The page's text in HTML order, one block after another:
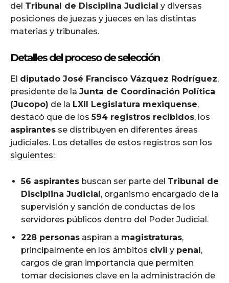
del Tribunal de Disciplina Judicial y diversas
posiciones de juezas y jueces en las distintas
materias y tribunales.
Detalles del proceso de selección
El diputado José Francisco Vázquez Rodríguez,
presidente de la Junta de Coordinación Política
(Jucopo) de la LXII Legislatura mexiquense,
destacó que de los594 registros recibidos, los
aspirantes se distribuyen en diferentes áreas
judiciales. Los detalles de estos registros son los
siguientes:
56 aspirantes buscan ser parte del Tribunal de
Disciplina Judicial , organismo encargado de la
supervisión y sanción de conductas de los
servidores públicos dentro del Poder Judicial.
228 personas aspiran a magistraturas,
principalmente en los ámbitos civil y penal ,
cargos de gran importancia que permiten
tomar decisiones clave en la administración de